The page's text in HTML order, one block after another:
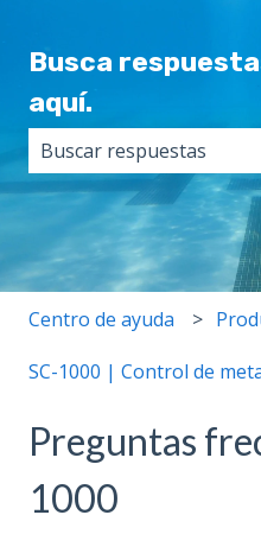
Busca
aquí.
No hay sugerencias
Centro de ayuda
SC-1000 | Control de
Preguntas
1000